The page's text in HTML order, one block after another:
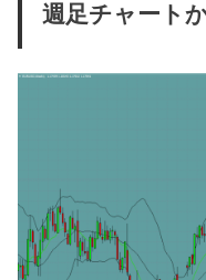
週足チャート